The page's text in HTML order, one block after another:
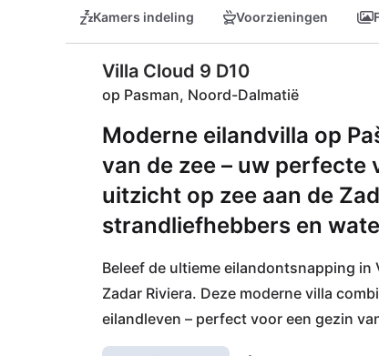
Kamers indeling Voorzieningen
Villa Cloud 9 D10
op Pasman, Noord-Dalmatië
Moderne eilandvilla op
van de zee – uw
uitzicht op zee aan de
strandliefhebbers en
Beleef de ultieme eilandontsnapping in
Zadar Riviera. Deze moderne villa
eilandleven – perfect voor een gezin
ideaal voor wandelaars, fietsers en